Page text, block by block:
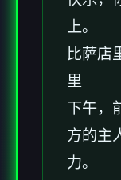
上。
比萨店
里
下午，
方的主
力。